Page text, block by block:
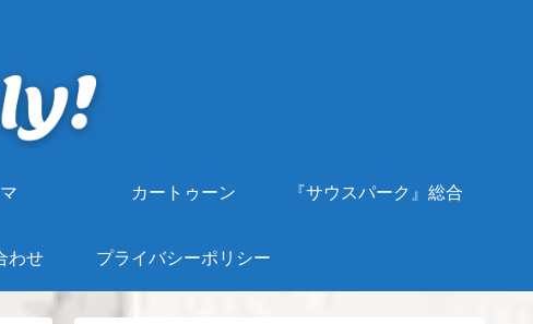
カートゥーン 『サウスパーク』総合
わせ プライバシーポリシー